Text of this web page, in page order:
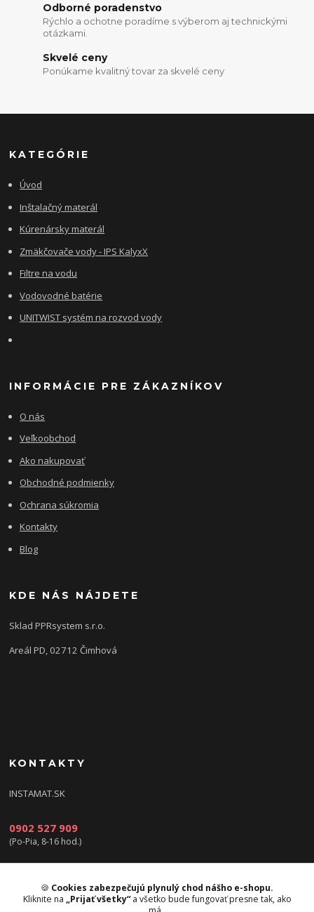
Odborné poradenstvo
Rýchlo a ochotne poradíme s výberom aj technickými
otázkami.
Skvelé ceny
Ponúkame kvalitný tovar za skvelé ceny
KATEGÓRIE
Úvod
Inštalačný materál
Kúrenársky materál
Zmäkčovače vody - IPS KalyxX
Filtre na vodu
Vodovodné batérie
UNITWIST systém na rozvod vody
INFORMÁCIE PRE ZÁKAZNÍKOV
O nás
Veľkoobchod
Ako nakupovať
Obchodné podmienky
Ochrana súkromia
Kontakty
Blog
KDE NÁS NÁJDETE
Sklad PPRsystem s.r.o.
Areál PD, 02712 Čimhová
KONTAKTY
INSTAMAT.SK
0902 527 909
(Po-Pia, 8-16 hod.)
info@instamat.sk
🍪 Cookies zabezpečujú plynulý chod nášho e-shopu.
Kliknite na „Prijať všetky“a všetko bude fungovať presne tak, ako